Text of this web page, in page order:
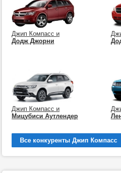
Джип Компасс и
Додж Джорни
Джип Компасс и
Мицубиси Аутлендер
Все конкуренты Джип Компасс